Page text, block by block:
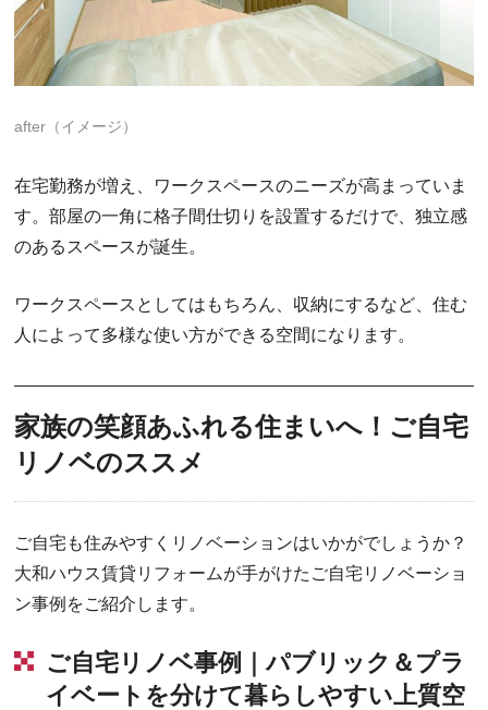
after（イメージ）
在宅勤務が増え、ワークスペースのニーズが高まっていま
す。部屋の一角に格子間仕切りを設置するだけで、独立感
のあるスペースが誕生。
ワークスペースとしてはもちろん、収納にするなど、住む
人によって多様な使い方ができる空間になります。
家族の笑顔あふれる住まいへ！ご自宅
リノベのススメ
ご自宅も住みやすくリノベーションはいかがでしょうか？
大和ハウス賃貸リフォームが手がけたご自宅リノベーショ
ン事例をご紹介します。
ご自宅リノベ事例｜パブリック＆プラ
イベートを分けて暮らしやすい上質空